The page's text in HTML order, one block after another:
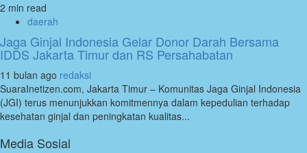
2 min read
daerah
Jaga Ginjal Indonesia Gelar Donor Darah Bersama
IDDS Jakarta Timur dan RS Persahabatan
11 bulan ago redaksi
SuaraInetizen.com, Jakarta Timur – Komunitas Jaga Ginjal Indonesia
(JGI) terus menunjukkan komitmennya dalam kepedulian terhadap
kesehatan ginjal dan peningkatan kualitas...
Media Sosial